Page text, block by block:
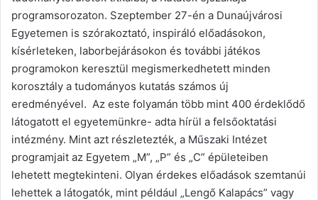
programsorozaton. Szeptember 27-én a Dunaújvárosi
Egyetemen is szórakoztató, inspiráló előadásokon,
kísérleteken, laborbejárásokon és további játékos
programokon keresztül megismerkedhetett minden
korosztály a tudományos kutatás számos új
eredményével. Az este folyamán több mint 400 érdeklődő
látogatott el egyetemünkre- adta hírül a felsőoktatási
intézmény. Mint azt részletezték, a Műszaki Intézet
programjait az Egyetem „M”, „P” és „C” épületeiben
lehetett megtekinteni. Olyan érdekes előadások szemtanúi
lehettek a látogatók, mint például „Lengő Kalapács” vagy